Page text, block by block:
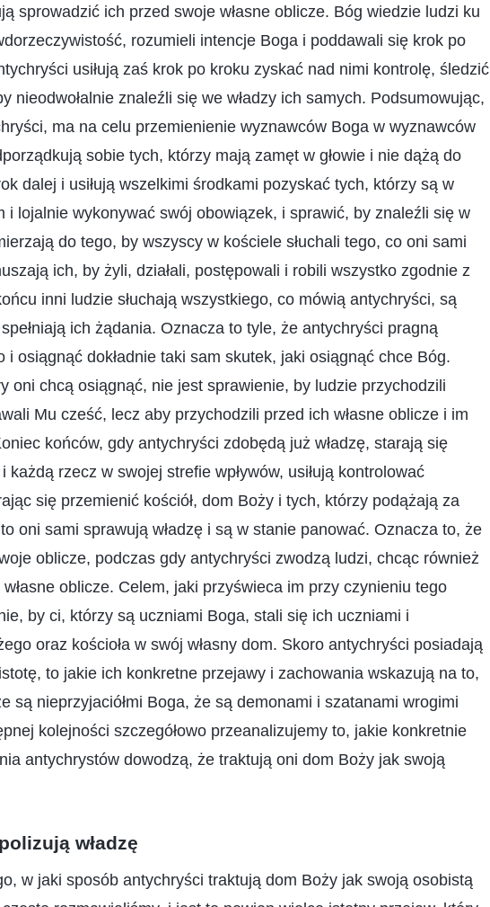
sprowadzić ich przed swoje własne oblicze. Bóg wiedzie ludzi ku
rozumieli intencje Boga i poddawali się krok po
usiłują zaś krok po kroku zyskać nad nimi kontrolę, śledzić
nieodwołalnie znaleźli się we władzy ich samych. Podsumowując,
ma na celu przemienienie wyznawców Boga w wyznawców
sobie tych, którzy mają zamęt w głowie i nie dążą do
dalej i usiłują wszelkimi środkami pozyskać tych, którzy są w
i lojalnie wykonywać swój obowiązek, i sprawić, by znaleźli się w
do tego, by wszyscy w kościele słuchali tego, co oni sami
ich, by żyli, działali, postępowali i robili wszystko zgodnie z
inni ludzie słuchają wszystkiego, co mówią antychryści, są
ich żądania. Oznacza to tyle, że antychryści pragną
i osiągnąć dokładnie taki sam skutek, jaki osiągnąć chce Bóg.
oni chcą osiągnąć, nie jest sprawienie, by ludzie przychodzili
Mu cześć, lecz aby przychodzili przed ich własne oblicze i im
końców, gdy antychryści zdobędą już władzę, starają się
każdą rzecz w swojej strefie wpływów, usiłują kontrolować
się przemienić kościół, dom Boży i tych, którzy podążają za
oni sami sprawują władzę i są w stanie panować. Oznacza to, że
oblicze, podczas gdy antychryści zwodzą ludzi, chcąc również
oblicze. Celem, jaki przyświeca im przy czynieniu tego
by ci, którzy są uczniami Boga, stali się ich uczniami i
oraz kościoła w swój własny dom. Skoro antychryści posiadają
to jakie ich konkretne przejawy i zachowania wskazują na to,
są nieprzyjaciółmi Boga, że są demonami i szatanami wrogimi
kolejności szczegółowo przeanalizujemy to, jakie konkretnie
antychrystów dowodzą, że traktują oni dom Boży jak swoją
władzę
w jaki sposób antychryści traktują dom Boży jak swoją osobistą